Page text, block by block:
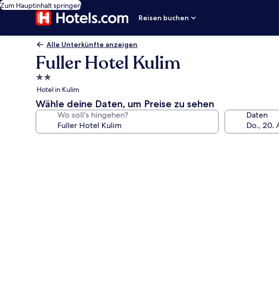
Zum Hauptinhalt springen
Reisen buchen
Alle Unterkünfte anzeigen
Fuller Hotel Kulim
2.0-
Sterne-
Unterkunft
Hotel in Kulim
Wähle deine Daten, um Preise zu sehen
Wo soll’s hingehen? Daten